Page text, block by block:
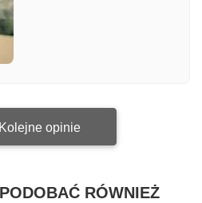
Kolejne opinie
RÓWNIEŻ